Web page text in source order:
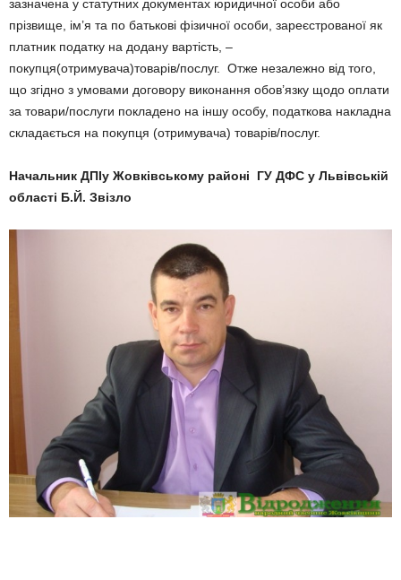
зазначена у статутних документах юридичної особи або
прізвище, ім’я та по батькові фізичної особи, зареєстрованої як
платник податку на додану вартість, –
покупця(отримувача)товарів/послуг. Отже незалежно від того,
що згідно з умовами договору виконання обов’язку щодо оплати
за товари/послуги покладено на іншу особу, податкова накладна
складається на покупця (отримувача) товарів/послуг.
Начальник ДПІу Жовківському районі ГУ ДФС у Львівській
області Б.Й. Звізло